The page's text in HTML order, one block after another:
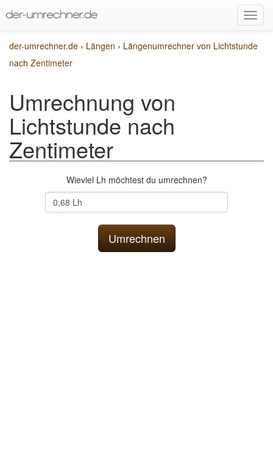
der-umrechner.de › Längen › Längenumrechner von Lichtstunde
nach Zentimeter
Umrechnung von
Lichtstunde nach
Zentimeter
Wieviel Lh möchtest du umrechnen?